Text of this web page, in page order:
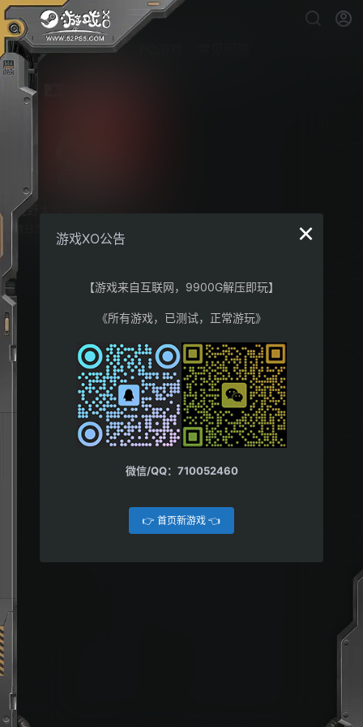
首页
荒野大镖客：救赎
探员以家人要挟，不得不去追捕那
西部和墨西哥的旅程，看他如何在
这部2018年爆红游戏Red Dead Re
demption 2的系列前作中一路奋
战，摆脱自己双手沾满鲜血的过
这个经典风格的恐怖故事中，Red D
ead Redemption将化为残酷的末日
世界，您必须努力对抗丧尸大军…
×
游戏XO公告
【游戏来自互联网，9900G解压即玩】
《所有游戏，已测试，正常游玩》
微信/QQ：710052460
👉 首页新游戏 👈